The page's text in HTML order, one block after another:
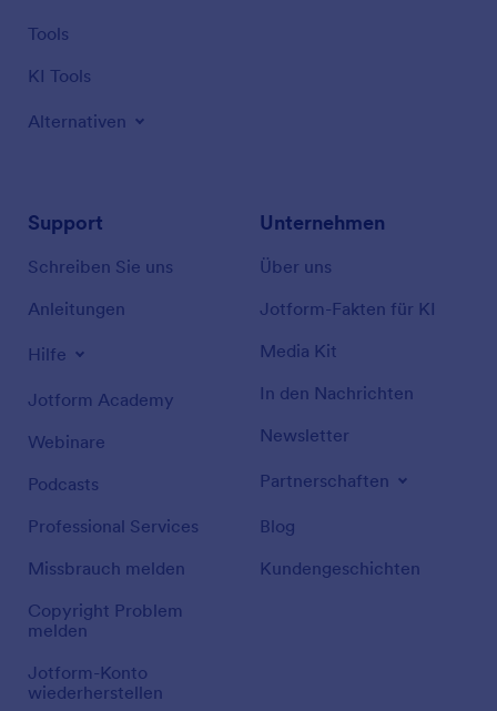
Tools
KI Tools
Alternativen
Support
Schreiben Sie uns
Anleitungen
Hilfe
Jotform Academy
Webinare
Podcasts
Professional Services
Missbrauch melden
Copyright Problem
melden
Jotform-Konto
wiederherstellen
Unternehmen
Über uns
Jotform-Fakten für KI
Media Kit
In den Nachrichten
Newsletter
Partnerschaften
Blog
Kundengeschichten